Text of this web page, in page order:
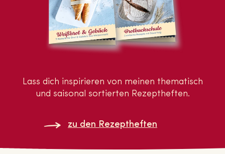
Lass dich inspirieren von meinen thematisch
und saisonal sortierten Rezeptheften.
zu den Re­zept­hef­ten